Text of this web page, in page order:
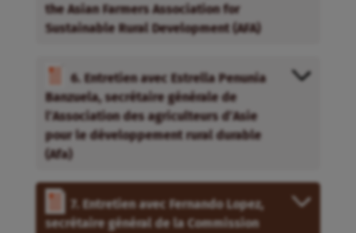
the Asian Farmers Association for
Sustainable Rural Development (AFA)
6. Entretien avec Estrella Penunia
Banzuela, secrétaire générale de
l’Association des agriculteurs d’Asie
pour le développement rural durable
(Afa)
7. Entretien avec Fernando Lopez,
secrétaire général de la Commission